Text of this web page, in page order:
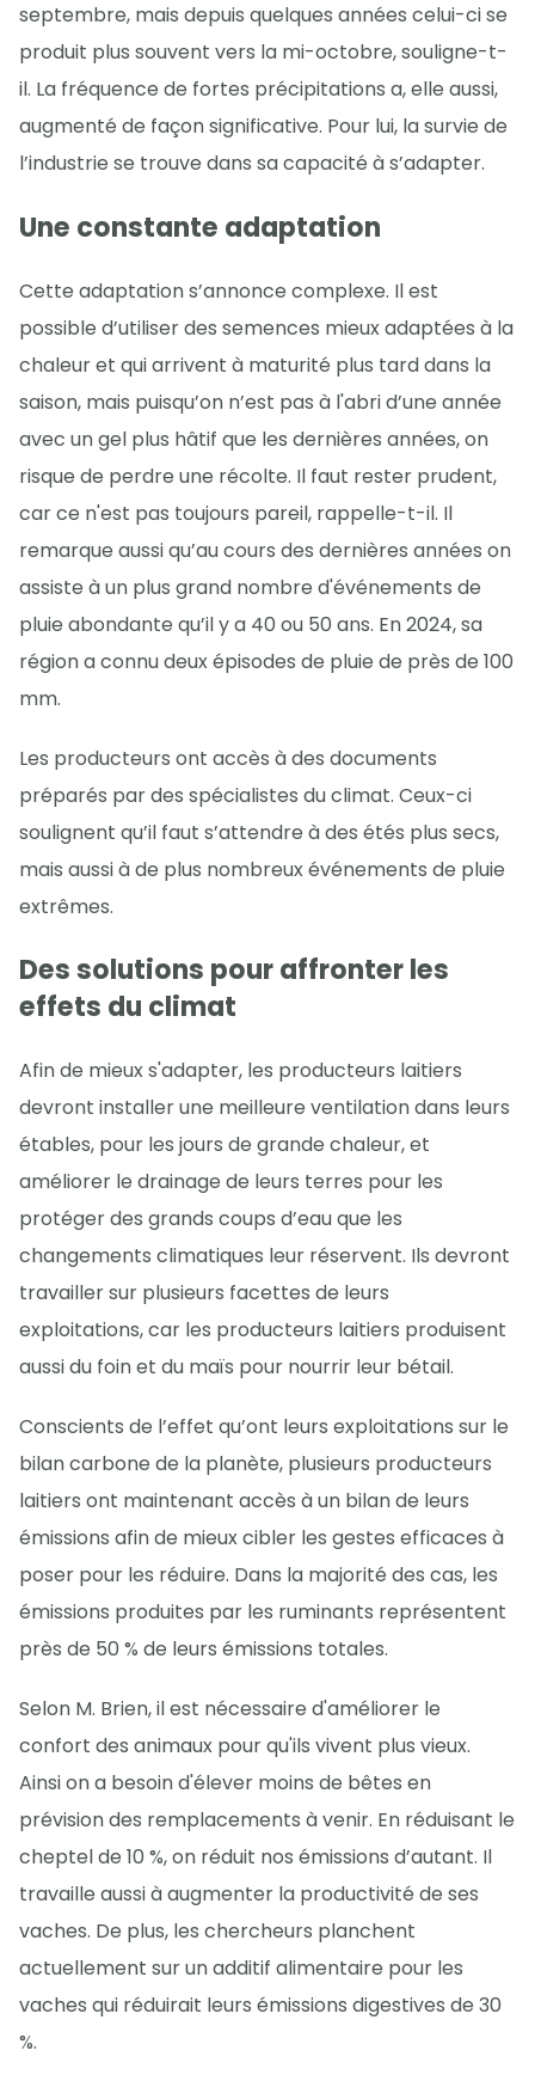
septembre, mais depuis quelques années celui-ci se
produit plus souvent vers la mi-octobre, souligne-t-
il. La fréquence de fortes précipitations a, elle aussi,
augmenté de façon significative. Pour lui, la survie de
l’industrie se trouve dans sa capacité à s’adapter.
Une constante adaptation
Cette adaptation s’annonce complexe. Il est
possible d’utiliser des semences mieux adaptées à la
chaleur et qui arrivent à maturité plus tard dans la
saison, mais puisqu’on n’est pas à l'abri d’une année
avec un gel plus hâtif que les dernières années, on
risque de perdre une récolte. Il faut rester prudent,
car ce n'est pas toujours pareil, rappelle-t-il. Il
remarque aussi qu’au cours des dernières années on
assiste à un plus grand nombre d'événements de
pluie abondante qu’il y a 40 ou 50 ans. En 2024, sa
région a connu deux épisodes de pluie de près de 100
mm.
Les producteurs ont accès à des documents
préparés par des spécialistes du climat. Ceux-ci
soulignent qu’il faut s’attendre à des étés plus secs,
mais aussi à de plus nombreux événements de pluie
extrêmes.
Des solutions pour affronter les
effets du climat
Afin de mieux s'adapter, les producteurs laitiers
devront installer une meilleure ventilation dans leurs
étables, pour les jours de grande chaleur, et
améliorer le drainage de leurs terres pour les
protéger des grands coups d’eau que les
changements climatiques leur réservent. Ils devront
travailler sur plusieurs facettes de leurs
exploitations, car les producteurs laitiers produisent
aussi du foin et du maïs pour nourrir leur bétail.
Conscients de l’effet qu’ont leurs exploitations sur le
bilan carbone de la planète, plusieurs producteurs
laitiers ont maintenant accès à un bilan de leurs
émissions afin de mieux cibler les gestes efficaces à
poser pour les réduire. Dans la majorité des cas, les
émissions produites par les ruminants représentent
près de 50 % de leurs émissions totales.
Selon M. Brien, il est nécessaire d'améliorer le
confort des animaux pour qu'ils vivent plus vieux.
Ainsi on a besoin d'élever moins de bêtes en
prévision des remplacements à venir. En réduisant le
cheptel de 10 %, on réduit nos émissions d’autant. Il
travaille aussi à augmenter la productivité de ses
vaches. De plus, les chercheurs planchent
actuellement sur un additif alimentaire pour les
vaches qui réduirait leurs émissions digestives de 30
%.